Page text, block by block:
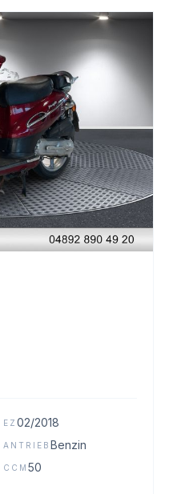
EZ 02/2018
ANTRIEB Benzin
CCM 50